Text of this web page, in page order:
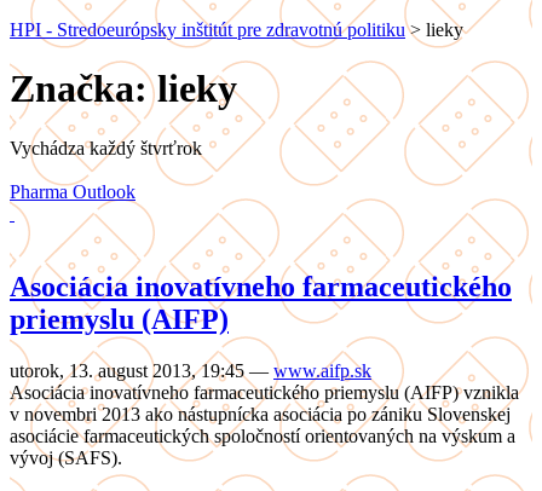
HPI - Stredoeurópsky inštitút pre zdravotnú politiku> lieky
Značka: lieky
Vychádza každý štvrťrok
Pharma Outlook
Asociácia inovatívneho farmaceutického
priemyslu (AIFP)
utorok, 13. august 2013, 19:45 — www.aifp.sk
Asociácia inovatívneho farmaceutického priemyslu (AIFP) vznikla
v novembri 2013 ako nástupnícka asociácia po zániku Slovenskej
asociácie farmaceutických spoločností orientovaných na výskum a
vývoj (SAFS).